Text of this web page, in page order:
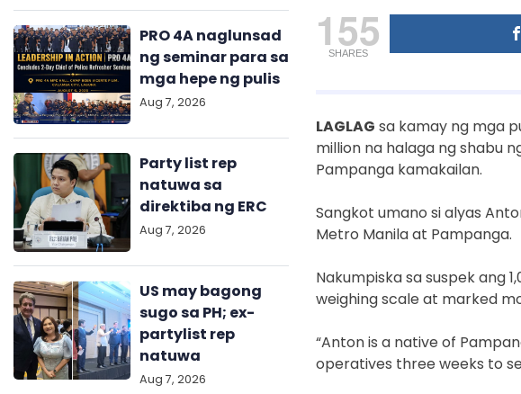
PRO 4A naglunsad
ng seminar para sa
mga hepe ng pulis
Aug 7, 2026
Party list rep
natuwa sa
direktiba ng ERC
Aug 7, 2026
US may bagong
sugo sa PH; ex-
partylist rep
natuwa
Aug 7, 2026
155
SHARES
LAGLAG sa kamay ng mga
million na halaga ng shabu
Pampanga kamakailan.
Sangkot umano si alyas
Metro Manila at Pampanga.
Nakumpiska sa suspek ang
weighing scale at marked
“Anton is a native of
operatives three weeks to